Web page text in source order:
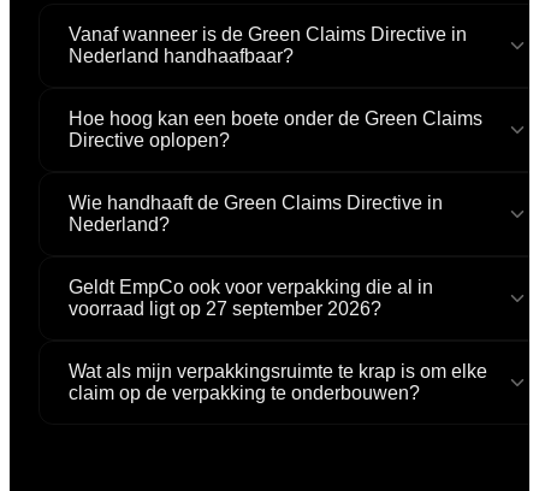
Vanaf wanneer is de Green Claims Directive in
Nederland handhaafbaar?
Hoe hoog kan een boete onder de Green Claims
Directive oplopen?
Wie handhaaft de Green Claims Directive in
Nederland?
Geldt EmpCo ook voor verpakking die al in
voorraad ligt op 27 september 2026?
Wat als mijn verpakkingsruimte te krap is om elke
claim op de verpakking te onderbouwen?